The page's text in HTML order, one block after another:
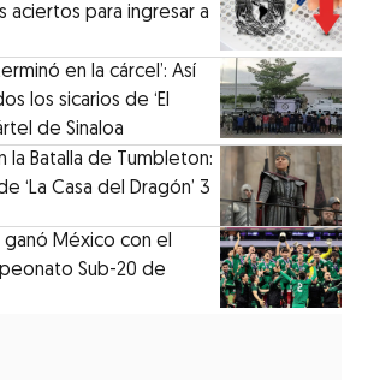
aciertos para ingresar a
en la cárcel’: Así
los sicarios de ‘El
de Sinaloa
la Batalla de Tumbleton:
‘La Casa del Dragón’ 3
México con el
Sub-20 de